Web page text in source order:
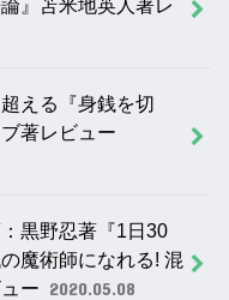
』苫米地英人著レ
える『身銭を切
著レビュー
黒野忍著『1日30
魔術師になれる! 混
ー 2020.05.08